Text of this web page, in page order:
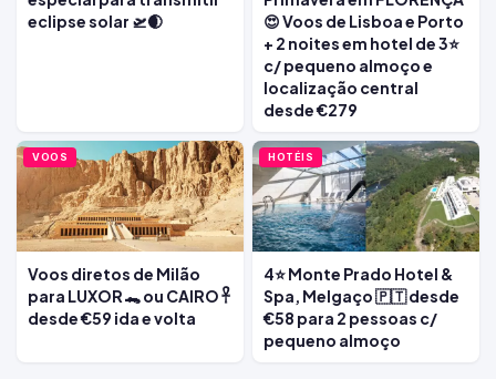
eclipse solar 🛫🌒
😍 Voos de Lisboa e Porto
+ 2 noites em hotel de 3⭐
c/ pequeno almoço e
localização central
desde €279
VOOS
Voos diretos de Milão
para LUXOR 🐊 ou CAIRO 𓋹
desde €59 ida e volta
HOTÉIS
4⭐ Monte Prado Hotel &
Spa, Melgaço 🇵🇹 desde
€58 para 2 pessoas c/
pequeno almoço